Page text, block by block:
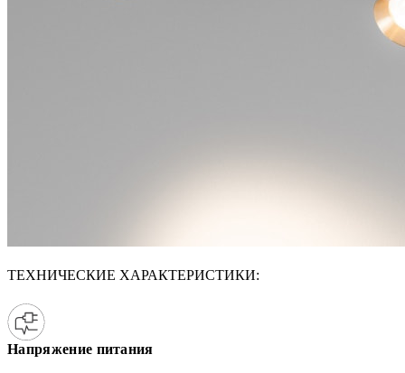
ТЕХНИЧЕСКИЕ ХАРАКТЕРИСТИКИ:
Напряжение питания